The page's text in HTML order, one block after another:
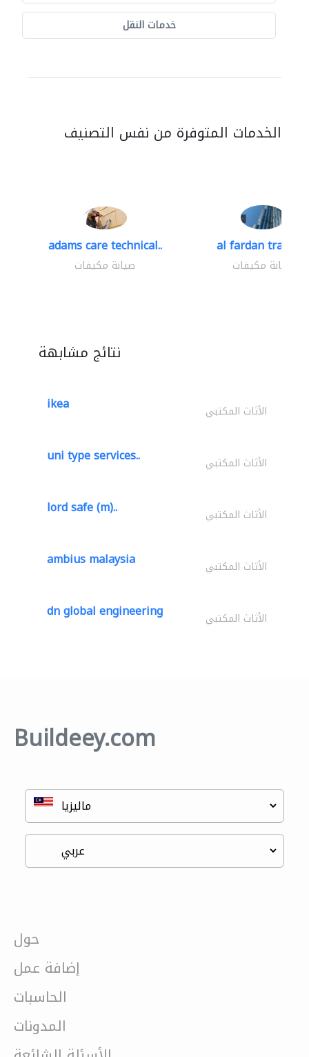
خدمات النقل
الخدمات المتوفرة من نفس التصنيف
adams care technical..
صيانة مكيفات
al fardan trading..
صيانة مكيفات
نتائج مشابهة
ikea الأثاث المكتبي
uni type services.. الأثاث المكتبي
lord safe (m).. الأثاث المكتبي
ambius malaysia الأثاث المكتبي
dn global engineering الأثاث المكتبي
Buildeey.com
حول
إضافة عمل
الحاسبات
المدونات